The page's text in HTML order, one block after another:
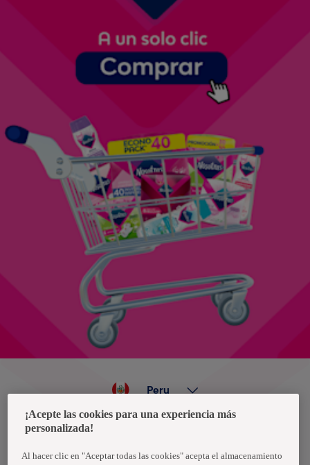
Política de privacidad de datos
Peru
¡Acepte las cookies para una experiencia más
personalizada!
Al hacer clic en "Aceptar todas las cookies" acepta el almacenamiento